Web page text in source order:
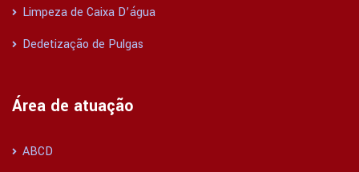
Limpeza de Caixa D’água
Dedetização de Pulgas
Área de atuação
ABCD